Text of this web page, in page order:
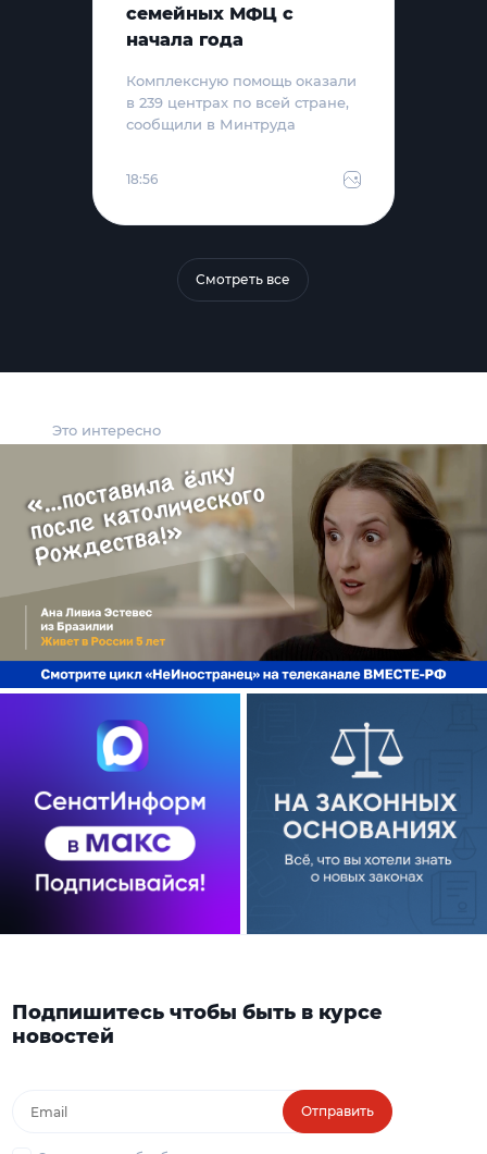
Это интересно
семейных МФЦ с
начала года
Комплексную помощь оказали
в 239 центрах по всей стране,
сообщили в Минтруда
18:56
Смотреть все
Подпишитесь чтобы быть в курсе
новостей
Отправить